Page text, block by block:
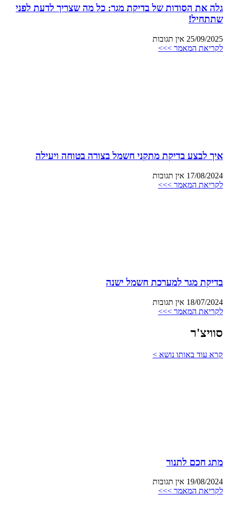
גלה את הסודות של בדיקת מגר: כל מה שצריך לדעת לפני
שתתחיל!
25/09/2025 אין תגובות
לקריאת המאמר >>>
איך לבצע בדיקת מתקני חשמל בצורה בטוחה ויעילה
17/08/2024 אין תגובות
לקריאת המאמר >>>
בדיקת מגר למערכת חשמל ישנה
18/07/2024 אין תגובות
לקריאת המאמר >>>
סוויצ'ר
קרא עוד באותו נושא >
מתג חכם לתנור
19/08/2024 אין תגובות
לקריאת המאמר >>>